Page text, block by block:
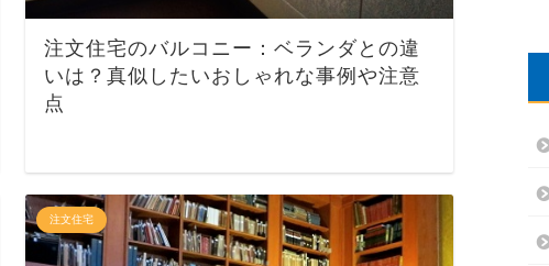
注文住宅のバルコニー：ベランダとの違
いは？真似したいおしゃれな事例や注意
点
注文住宅